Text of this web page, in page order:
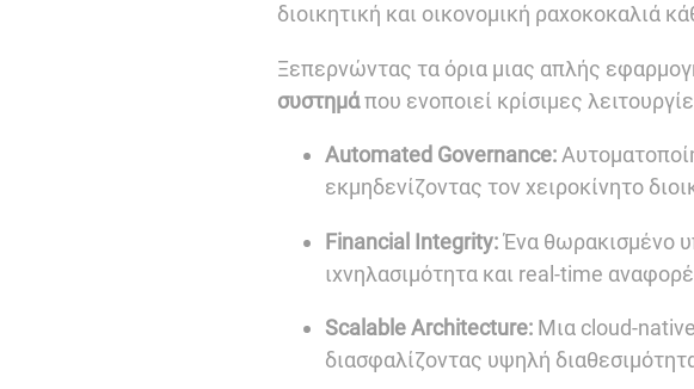
διοικητική και οικονομική ραχοκοκαλιά
Ξεπερνώντας τα όρια μιας απλής
συστημάπου ενοποιεί κρίσιμες
Automated Governance:
εκμηδενίζοντας τον χειροκίνητο
Financial Integrity:Ένα θωρακισμένο
ιχνηλασιμότητα και real-time
Scalable Architecture: Μια cloud-
διασφαλίζοντας υψηλή